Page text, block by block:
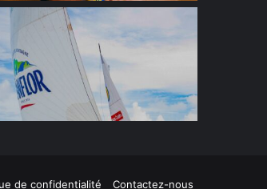
de confidentialité Contactez-nous